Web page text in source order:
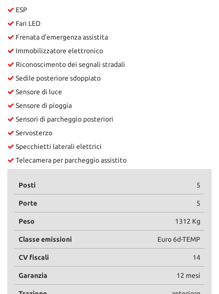
ESP
Fari LED
Frenata d'emergenza assistita
Immobilizzatore elettronico
Riconoscimento dei segnali stradali
Sedile posteriore sdoppiato
Sensore di luce
Sensore di pioggia
Sensori di parcheggio posteriori
Servosterzo
Specchietti laterali elettrici
Telecamera per parcheggio assistito
Posti 5
Porte 5
Peso 1312 Kg
Classe emissioni Euro 6d-TEMP
CV fiscali 14
Garanzia 12 mesi